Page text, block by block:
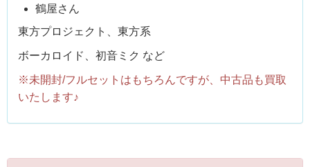
鶴屋さん
東方プロジェクト、東方系
ボーカロイド、初音ミク など
※未開封/フルセットはもちろんですが、中古品も買取
いたします♪